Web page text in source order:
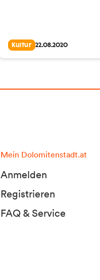
Kultur 22.08.2020
Mein Dolomitenstadt.at
Anmelden
Registrieren
FAQ & Service